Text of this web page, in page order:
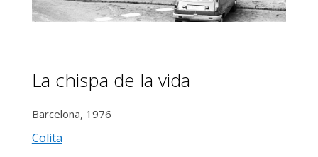
La chispa de la vida
Barcelona, 1976
Colita